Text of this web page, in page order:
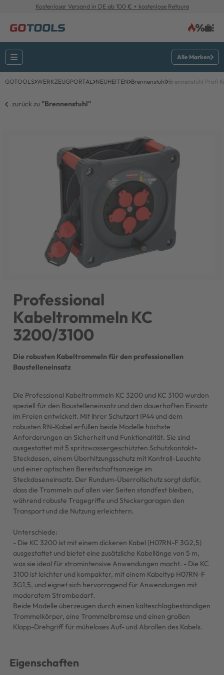
Kostenloser Versand in DE ab 100 € + kostenlose Retoure
Alle Marken
GOTOOLS WERKZEUGPORTAL NEUHEITEN Brennenstuhl Brennenstuhl Profi
zurück zu "Brennenstuhl"
Professional
Kabeltrommeln KC
3200/3100
Die robusten Kabeltrommeln für den professionellen
Baustelleneinsatz
Die Professional Kabeltrommeln KC 3200 und KC 3100 wurden
speziell für den Baustelleneinsatz und den dauerhaften Einsatz
im Freien entwickelt. Mit ihrer Schutzart IP44 und dem
robusten RN-Kabel erfüllen beide Modelle höchste
Anforderungen an Sicherheit und Funktionalität. Sie sind
ausgestattet mit 5 spritzwassergeschützten Schutzkontakt-
Steckdosen, einem Überhitzungsschutz mit Kontroll-Leuchte
und einer optischen Bereitschaftsanzeige im
Steckdoseneinsatz. Der Rundum-Überrollschutz sorgt dafür,
dass die Trommeln auf allen vier Seiten standfest bleiben,
während robuste Tragegriffe und Steckergaragen den
Transport und die Nutzung erleichtern.
Unterschiede:
- Die KC 3200 ist mit einem dickeren Kabel (H07RN-F 3G2,5)
ausgestattet und bietet eine zusätzliche Kabellänge von 5 m,
was sie ideal für stromintensive Anwendungen macht. - Die KC
3100 ist leichter und kompakter, mit einem Kabeltyp H07RN-F
3G1,5, und eignet sich hervorragend für Anwendungen mit
moderatem Strombedarf.
Beide Modelle überzeugen durch einen kälteschlagbeständigen
Trommelkörper, eine Trommelbremse und einen großen
Klapp-Drehgriff für müheloses Auf- und Abrollen des Kabels.
Eigenschaften